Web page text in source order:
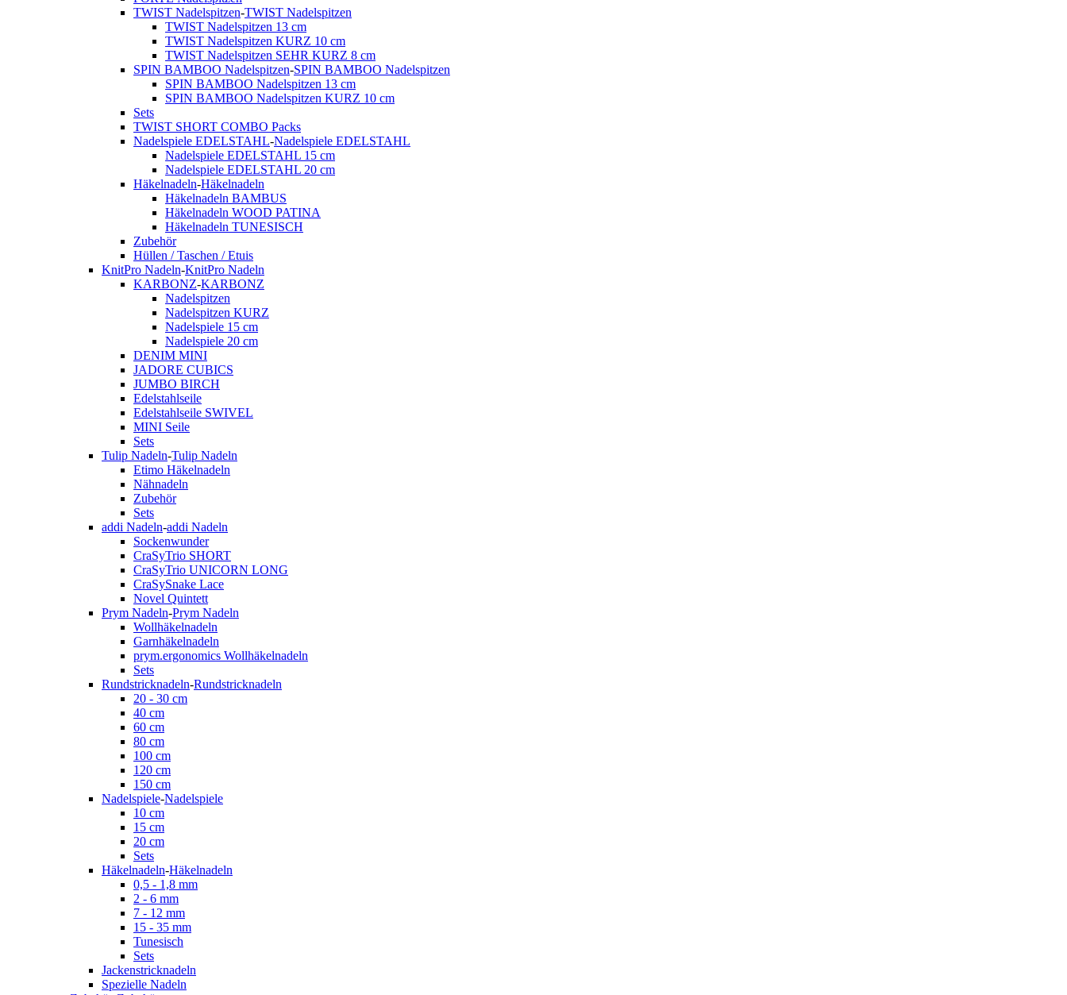
TWIST Nadelspitzen-TWIST Nadelspitzen
TWIST Nadelspitzen 13 cm
TWIST Nadelspitzen KURZ 10 cm
TWIST Nadelspitzen SEHR KURZ 8 cm
SPIN BAMBOO Nadelspitzen-SPIN BAMBOO Nadelspitzen
SPIN BAMBOO Nadelspitzen 13 cm
SPIN BAMBOO Nadelspitzen KURZ 10 cm
Sets
TWIST SHORT COMBO Packs
Nadelspiele EDELSTAHL-Nadelspiele EDELSTAHL
Nadelspiele EDELSTAHL 15 cm
Nadelspiele EDELSTAHL 20 cm
Häkelnadeln-Häkelnadeln
Häkelnadeln BAMBUS
Häkelnadeln WOOD PATINA
Häkelnadeln TUNESISCH
Zubehör
Hüllen / Taschen / Etuis
KnitPro Nadeln-KnitPro Nadeln
KARBONZ-KARBONZ
Nadelspitzen
Nadelspitzen KURZ
Nadelspiele 15 cm
Nadelspiele 20 cm
DENIM MINI
JADORE CUBICS
JUMBO BIRCH
Edelstahlseile
Edelstahlseile SWIVEL
MINI Seile
Sets
Tulip Nadeln-Tulip Nadeln
Etimo Häkelnadeln
Nähnadeln
Zubehör
Sets
addi Nadeln-addi Nadeln
Sockenwunder
CraSyTrio SHORT
CraSyTrio UNICORN LONG
CraSySnake Lace
Novel Quintett
Prym Nadeln-Prym Nadeln
Wollhäkelnadeln
Garnhäkelnadeln
prym.ergonomics Wollhäkelnadeln
Sets
Rundstricknadeln-Rundstricknadeln
20 - 30 cm
40 cm
60 cm
80 cm
100 cm
120 cm
150 cm
Nadelspiele-Nadelspiele
10 cm
15 cm
20 cm
Sets
Häkelnadeln-Häkelnadeln
0,5 - 1,8 mm
2 - 6 mm
7 - 12 mm
15 - 35 mm
Tunesisch
Sets
Jackenstricknadeln
Spezielle Nadeln